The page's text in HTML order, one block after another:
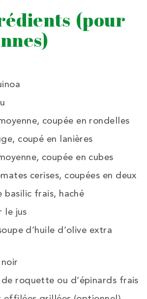
(pour
coupée en rondelles
coupé en lanières
coupée en cubes
cerises, coupées en deux
basilic frais, haché
le jus
d’huile d’olive extra
roquette ou d’épinards frais